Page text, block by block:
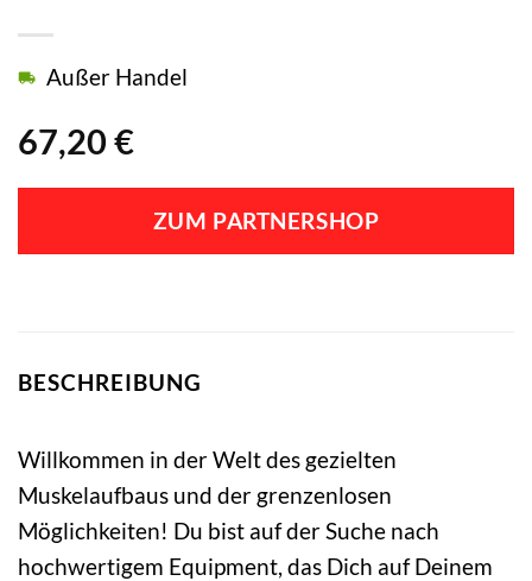
67,20 €
Außer Handel
ZUM PARTNERSHOP
BESCHREIBUNG
Willkommen in der Welt des gezielten
Muskelaufbaus und der grenzenlosen
Möglichkeiten! Du bist auf der Suche nach
hochwertigem Equipment, das Dich auf Deinem